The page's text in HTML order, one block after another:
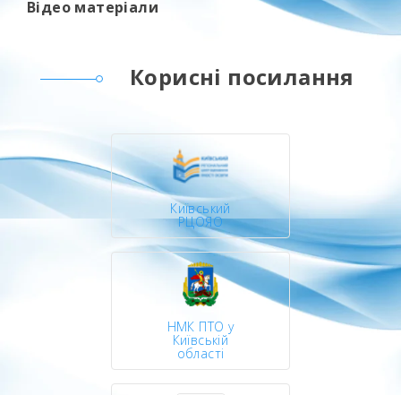
Відео матеріали
Корисні посилання
Київський
РЦОЯО
НМК ПТО у
Київській
області